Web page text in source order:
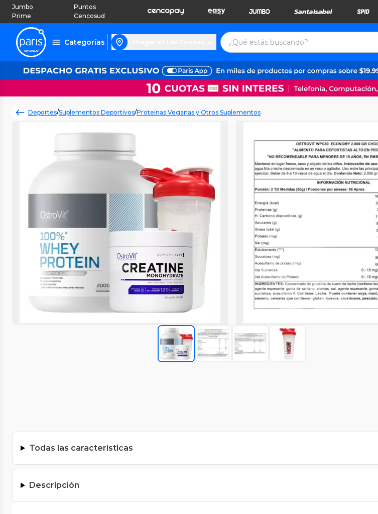
Jumbo
Prime
Puntos
Cencosud
Categorías
Deportes/Suplementos Deportivos/Proteínas Veganas y Otros Suplementos
Todas las características
Descripción